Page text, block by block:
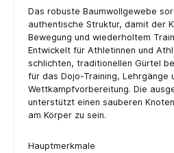
Das robuste Baumwollgewebe
authentische Struktur, damit der
Bewegung und wiederholtem
Entwickelt für Athletinnen und
schlichten, traditionellen Gürtel
für das Dojo-Training, Lehrgänge
Wettkampfvorbereitung. Die
unterstützt einen sauberen
am Körper zu sein.
Hauptmerkmale